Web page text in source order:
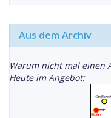
Aus dem Archiv
Warum nicht mal einen
Heute im Angebot: